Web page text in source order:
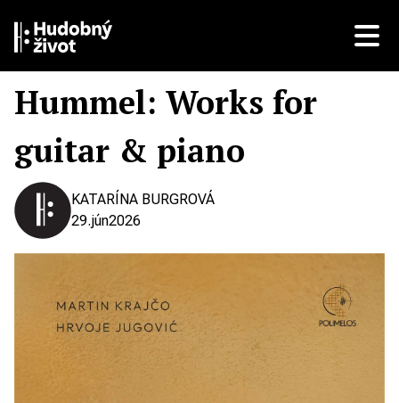
Hummel: Works for
guitar & piano
KATARÍNA BURGROVÁ
29.jún2026